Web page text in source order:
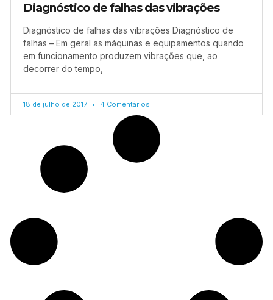
Diagnóstico de falhas das vibrações
Diagnóstico de falhas das vibrações Diagnóstico de
falhas – Em geral as máquinas e equipamentos quando
em funcionamento produzem vibrações que, ao
decorrer do tempo,
18 de julho de 2017 4 Comentários